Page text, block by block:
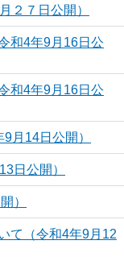
２７日公開）
和4年9月16日公
和4年9月16日公
月14日公開）
日公開）
）
て（令和4年9月12